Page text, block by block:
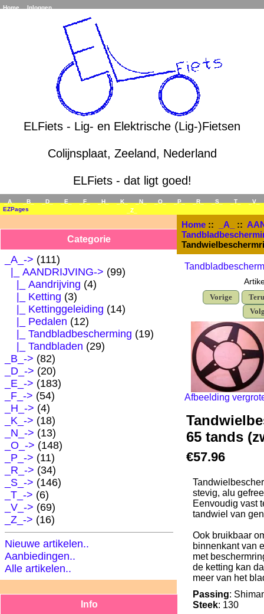
Home Inloggen
ELFiets - Lig- en Elektrische (Lig-)Fietsen
Colijnsplaat, Zeeland, Nederland
ELFiets - dat ligt goed!
_A_ _B_ _D_ _E_ _F_ _H_ _K_ _N_ _O_ _P_ _R_ _S_ _T_
_V_
_Z_
EZPages
Categorie
_A_-> (111)
|_ AANDRIJVING-> (99)
|_ Aandrijving (4)
|_ Ketting (3)
|_ Kettinggeleiding (14)
|_ Pedalen (12)
|_ Tandbladbescherming (19)
|_ Tandbladen (29)
_B_-> (82)
_D_-> (20)
_E_-> (183)
_F_-> (54)
_H_-> (4)
_K_-> (18)
_N_-> (13)
_O_-> (148)
_P_-> (11)
_R_-> (34)
_S_-> (146)
_T_-> (6)
_V_-> (69)
_Z_-> (16)
Nieuwe artikelen..
Aanbiedingen..
Alle artikelen..
Info
Home:: _A_ ::
Vorige
Afbeelding
65 tands
€57.96
stevig, alu
Eenvoudig vast
tandwiel van
Ook bruikbaar
binnenkant van
met
de ketting kan
meer van het
Passing:
Steek: 130